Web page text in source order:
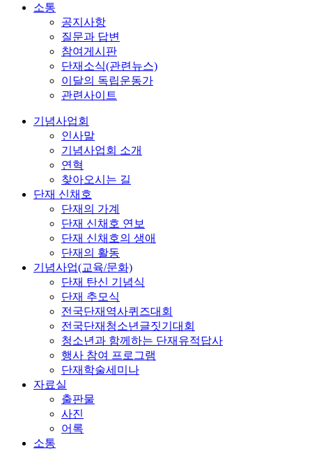
소통
공지사항
질문과 답변
참여게시판
단재소식(관련뉴스)
이달의 독립운동가
관련사이트
기념사업회
인사말
기념사업회 소개
연혁
찾아오시는 길
단재 신채호
단재의 가계
단재 신채호 연보
단재 신채호의 생애
단재의 활동
기념사업(교육/문화)
단재 탄신 기념식
단재 추모식
전국단재역사퀴즈대회
전국단재청소년글짓기대회
청소년과 함께하는 단재유적답사
행사 참여 프로그램
단재학술세미나
자료실
출판물
사진
어록
소통